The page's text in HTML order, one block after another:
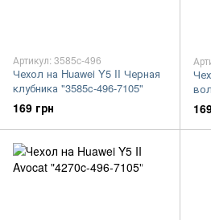
Артикул: 3585c-496
Чехол на Huawei Y5 II Черная
клубника "3585c-496-7105"
169 грн